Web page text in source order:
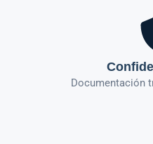
Documentación